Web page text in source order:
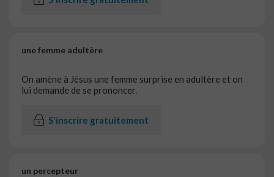
une femme adultère
On amène à Jésus une femme surprise en adultère et on
lui demande de se prononcer.
S'inscrire gratuitement
un percepteur